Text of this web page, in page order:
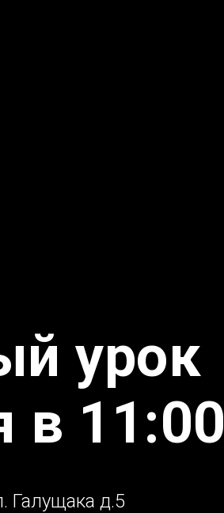
урок
в 11:00
Галущака д.5